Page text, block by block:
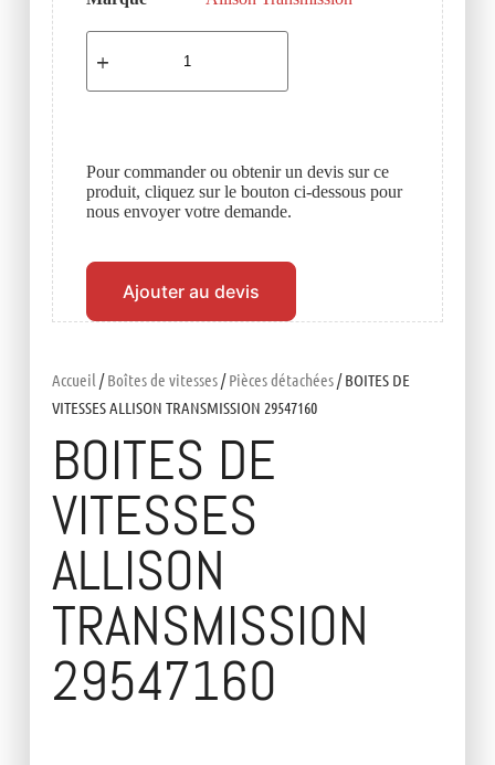
Accueil /Boîtes de vitesses/Pièces détachées/ BOITES DE
VITESSES ALLISON TRANSMISSION 29547160
BOITES DE
VITESSES
ALLISON
TRANSMISSION
29547160
Pour commander ou obtenir un devis sur ce
produit, cliquez sur le bouton ci-dessous pour
nous envoyer votre demande.
Ajouter au devis